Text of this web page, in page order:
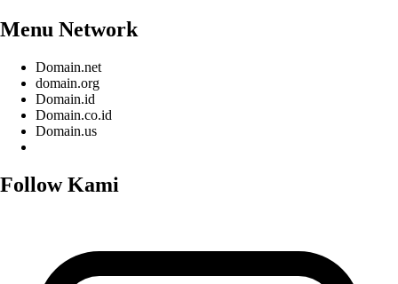
Menu Network
Domain.net
domain.org
Domain.id
Domain.co.id
Domain.us
Follow Kami